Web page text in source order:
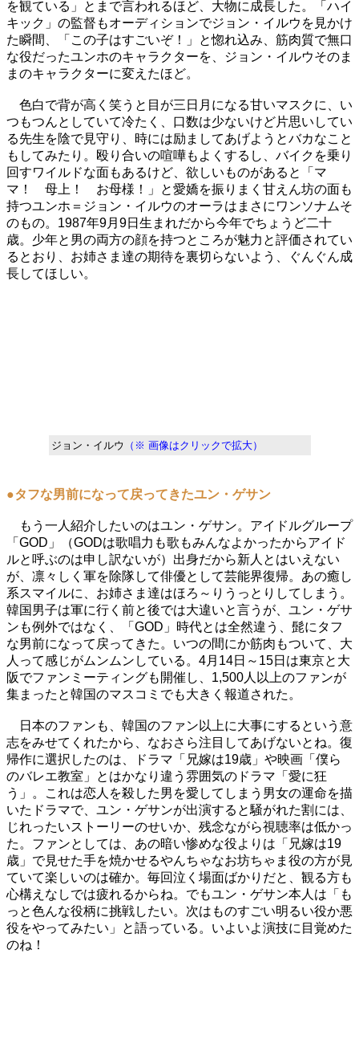
を観ている」とまで言われるほど、大物に成長した。「ハイ
キック」の監督もオーディションでジョン・イルウを見かけ
た瞬間、「この子はすごいぞ！」と惚れ込み、筋肉質で無口
な役だったユンホのキャラクターを、ジョン・イルウそのま
まのキャラクターに変えたほど。
色白で背が高く笑うと目が三日月になる甘いマスクに、い
つもつんとしていて冷たく、口数は少ないけど片思いしてい
る先生を陰で見守り、時には励ましてあげようとバカなこと
もしてみたり。殴り合いの喧嘩もよくするし、バイクを乗り
回すワイルドな面もあるけど、欲しいものがあると「マ
マ！ 母上！ お母様！」と愛嬌を振りまく甘えん坊の面も
持つユンホ＝ジョン・イルウのオーラはまさにワンソナムそ
のもの。1987年9月9日生まれだから今年でちょうど二十
歳。少年と男の両方の顔を持つところが魅力と評価されてい
るとおり、お姉さま達の期待を裏切らないよう、ぐんぐん成
長してほしい。
ジョン・イルウ （※ 画像はクリックで拡大）
●タフな男前になって戻ってきたユン・ゲサン
もう一人紹介したいのはユン・ゲサン。アイドルグループ
「GOD」（GODは歌唱力も歌もみんなよかったからアイド
ルと呼ぶのは申し訳ないが）出身だから新人とはいえない
が、凛々しく軍を除隊して俳優として芸能界復帰。あの癒し
系スマイルに、お姉さま達はほろ～りうっとりしてしまう。
韓国男子は軍に行く前と後では大違いと言うが、ユン・ゲサ
ンも例外ではなく、「GOD」時代とは全然違う、髭にタフ
な男前になって戻ってきた。いつの間にか筋肉もついて、大
人って感じがムンムンしている。4月14日～15日は東京と大
阪でファンミーティングも開催し、1,500人以上のファンが
集まったと韓国のマスコミでも大きく報道された。
日本のファンも、韓国のファン以上に大事にするという意
志をみせてくれたから、なおさら注目してあげないとね。復
帰作に選択したのは、ドラマ「兄嫁は19歳」や映画「僕ら
のバレエ教室」とはかなり違う雰囲気のドラマ「愛に狂
う」。これは恋人を殺した男を愛してしまう男女の運命を描
いたドラマで、ユン・ゲサンが出演すると騒がれた割には、
じれったいストーリーのせいか、残念ながら視聴率は低かっ
た。ファンとしては、あの暗い惨めな役よりは「兄嫁は19
歳」で見せた手を焼かせるやんちゃなお坊ちゃま役の方が見
ていて楽しいのは確か。毎回泣く場面ばかりだと、観る方も
心構えなしでは疲れるからね。でもユン・ゲサン本人は「も
っと色んな役柄に挑戦したい。次はものすごい明るい役か悪
役をやってみたい」と語っている。いよいよ演技に目覚めた
のね！